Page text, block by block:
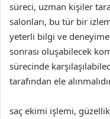
süreci, uzman kişiler
salonları, bu tür bir
yeterli bilgi ve
sonrası oluşabilecek
sürecinde
tarafından ele
saç ekimi işlemi,